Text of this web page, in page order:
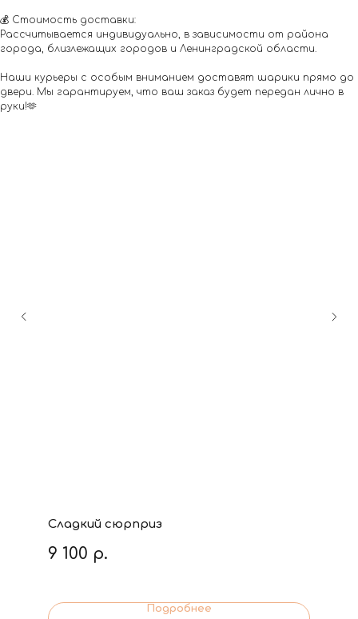
💰 Стоимость доставки:
Рассчитывается индивидуально, в зависимости от района
города, близлежащих городов и Ленинградской области.
Наши курьеры с особым вниманием доставят шарики прямо до
двери. Мы гарантируем, что ваш заказ будет передан лично в
руки!🫶
Сладкий сюрприз
9 100 р.
Подробнее